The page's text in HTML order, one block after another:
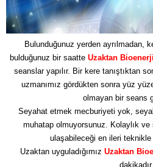
Bulunduğunuz yerden ayrılmadan,
bulduğunuz bir saatte Uzaktan Bioenerji
seanslar yapılır. Bir kere tanıştıktan
uzmanımız gördükten sonra yüz
olmayan bir seans
Seyahat etmek mecburiyeti yok,
muhatap olmuyorsunuz. Kolaylık ve
ulaşabileceği en ileri teknikle
Uzaktan uyguladığımız Uzaktan
dakikadır.